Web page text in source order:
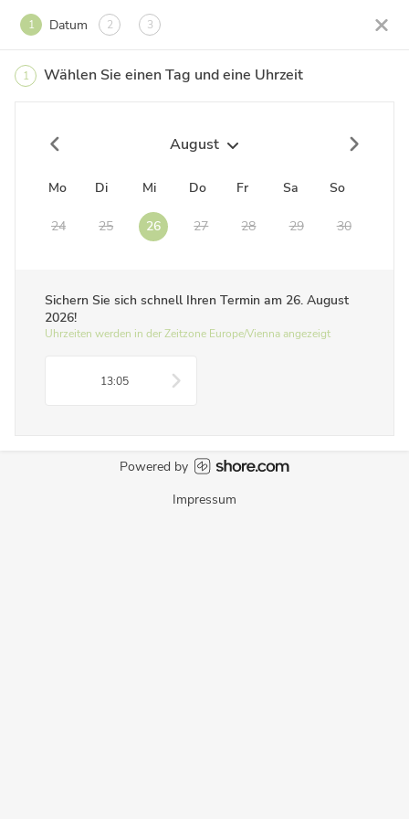
1 Datum 2 3
1 Wählen Sie einen Tag und eine Uhrzeit
August
Mo Di Mi Do Fr Sa So
24 25 26 27 28 29 30
Sichern Sie sich schnell Ihren Termin am 26. August
2026!
Uhrzeiten werden in der Zeitzone Europe/Vienna angezeigt
13:05
Powered by
Impressum